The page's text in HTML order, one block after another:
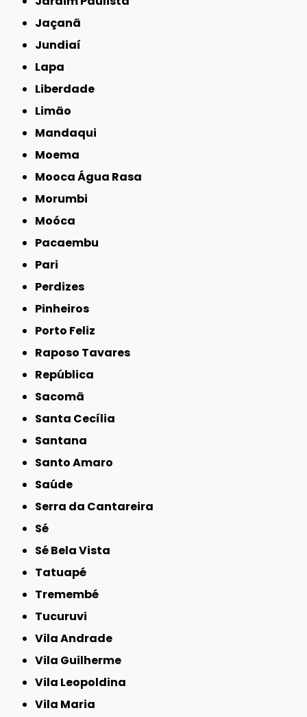
Jaçanã
Jundiaí
Lapa
Liberdade
Limão
Mandaqui
Moema
Mooca Água Rasa
Morumbi
Moóca
Pacaembu
Pari
Perdizes
Pinheiros
Porto Feliz
Raposo Tavares
República
Sacomã
Santa Cecília
Santana
Santo Amaro
Saúde
Serra da Cantareira
Sé
Sé Bela Vista
Tatuapé
Tremembé
Tucuruvi
Vila Andrade
Vila Guilherme
Vila Leopoldina
Vila Maria